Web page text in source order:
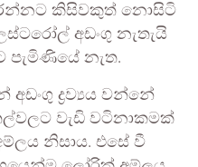
කිසිවකුත් නොසිටි
අඩංගු නැතැයි
පැමිණියේ නැත.
ද්‍රව්‍යය වන්නේ
වැඩි වටිනාකමක්
නිසාය. එසේ වී